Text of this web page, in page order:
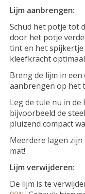
Lijm aanbrengen:
Schud het potje tot
door het potje
tint en het
kleefkracht
Breng de lijm in een
aanbrengen op het
Leg de tule nu in
bijvoorbeeld de
pluizend compact
Meerdere lagen
mat!
Lijm verwijderen:
De lijm is te